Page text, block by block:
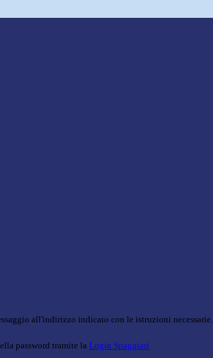
all'indirizzo indicato con le istruzioni necessarie.
password tramite la Login Spaggiari